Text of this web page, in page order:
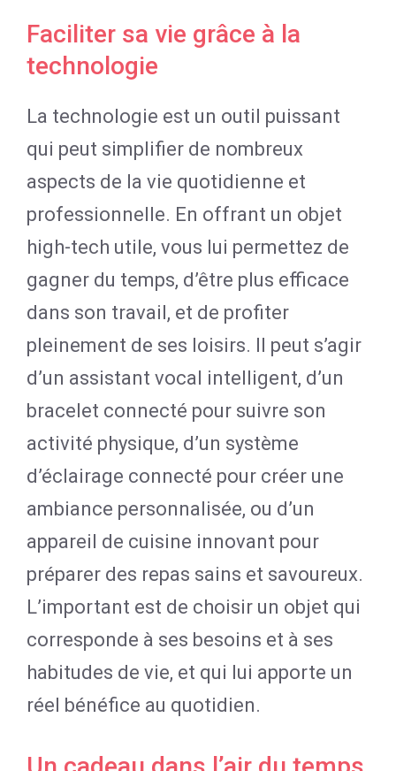
Faciliter sa vie grâce à la
technologie
La technologie est un outil puissant
qui peut simplifier de nombreux
aspects de la vie quotidienne et
professionnelle. En offrant un objet
high-tech utile, vous lui permettez de
gagner du temps, d’être plus efficace
dans son travail, et de profiter
pleinement de ses loisirs. Il peut s’agir
d’un assistant vocal intelligent, d’un
bracelet connecté pour suivre son
activité physique, d’un système
d’éclairage connecté pour créer une
ambiance personnalisée, ou d’un
appareil de cuisine innovant pour
préparer des repas sains et savoureux.
L’important est de choisir un objet qui
corresponde à ses besoins et à ses
habitudes de vie, et qui lui apporte un
réel bénéfice au quotidien.